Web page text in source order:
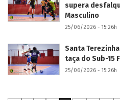
supera
Masculino
25/06/2026 - 15:26h
Santa
taça do Sub-15
25/06/2026 - 15:26h